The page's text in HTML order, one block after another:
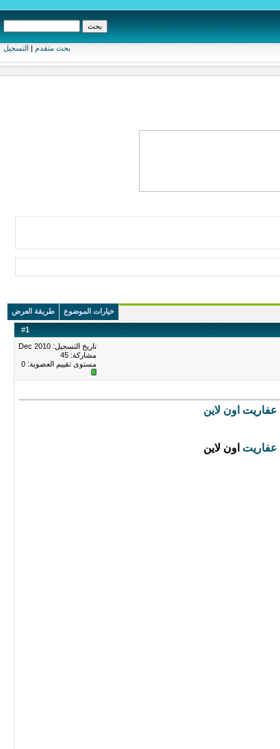
بحث متقدم | التسجيل
خيارات الموضوع طريقة العرض
#1
تاريخ التسجيل: Dec 2010
مشاركة: 45
مستوى تقييم العضوية: 0
عفاريت اون لاين